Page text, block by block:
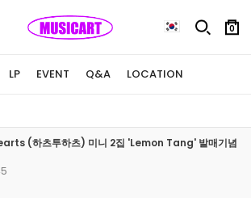
0
LP EVENT Q&A LOCATION
(하츠투하츠) 미니 2집 'Lemon Tang' 발매기념